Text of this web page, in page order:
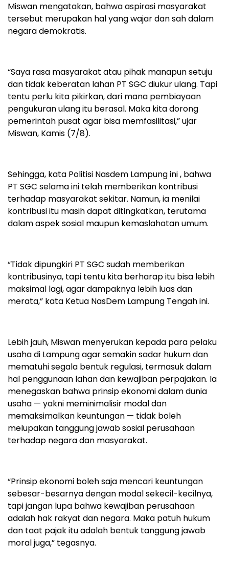
Miswan mengatakan, bahwa aspirasi masyarakat
tersebut merupakan hal yang wajar dan sah dalam
negara demokratis.
“Saya rasa masyarakat atau pihak manapun setuju
dan tidak keberatan lahan PT SGC diukur ulang. Tapi
tentu perlu kita pikirkan, dari mana pembiayaan
pengukuran ulang itu berasal. Maka kita dorong
pemerintah pusat agar bisa memfasilitasi,” ujar
Miswan, Kamis (7/8).
Sehingga, kata Politisi Nasdem Lampung ini , bahwa
PT SGC selama ini telah memberikan kontribusi
terhadap masyarakat sekitar. Namun, ia menilai
kontribusi itu masih dapat ditingkatkan, terutama
dalam aspek sosial maupun kemaslahatan umum.
“Tidak dipungkiri PT SGC sudah memberikan
kontribusinya, tapi tentu kita berharap itu bisa lebih
maksimal lagi, agar dampaknya lebih luas dan
merata,” kata Ketua NasDem Lampung Tengah ini.
Lebih jauh, Miswan menyerukan kepada para pelaku
usaha di Lampung agar semakin sadar hukum dan
mematuhi segala bentuk regulasi, termasuk dalam
hal penggunaan lahan dan kewajiban perpajakan. Ia
menegaskan bahwa prinsip ekonomi dalam dunia
usaha — yakni meminimalisir modal dan
memaksimalkan keuntungan — tidak boleh
melupakan tanggung jawab sosial perusahaan
terhadap negara dan masyarakat.
“Prinsip ekonomi boleh saja mencari keuntungan
sebesar-besarnya dengan modal sekecil-kecilnya,
tapi jangan lupa bahwa kewajiban perusahaan
adalah hak rakyat dan negara. Maka patuh hukum
dan taat pajak itu adalah bentuk tanggung jawab
moral juga,” tegasnya.